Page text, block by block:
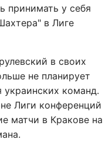
принимать у себя
в Лиге
в своих
не планирует
украинских команд.
Лиги конференций
матчи в Кракове на